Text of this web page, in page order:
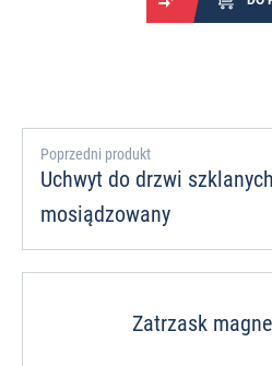
Poprzedni produkt
Uchwyt do drzwi
mosiądzowany
Zatrzask